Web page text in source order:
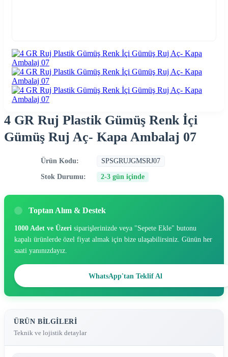
4 GR Ruj Plastik Gümüş Renk İçi
Gümüş Ruj Aç- Kapa Ambalaj 07
Ürün Kodu: SPSGRUJGMSRJ07
Stok Durumu: 2-3 gün içinde
Toptan Alım & Destek
1000 Adet ve Üzeri siparişlerinizde veya "Sepete Ekle" butonu
kapalı ürünlerde özel fiyat almak için bize ulaşabilirsiniz. Günün her
saati yanınızdayız.
WhatsApp'tan Teklif Al
ÜRÜN BILGILERI
Teknik ve lojistik detaylar